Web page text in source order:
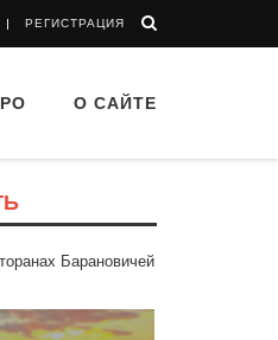
РЕГИСТРАЦИЯ
О САЙТЕ
Барановичей